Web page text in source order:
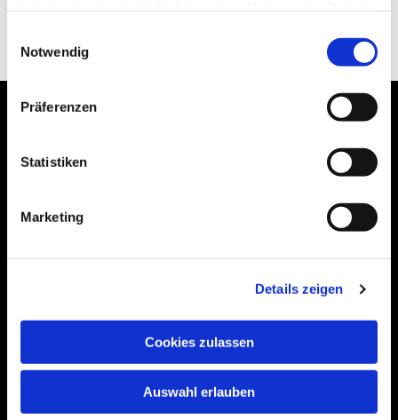
Notwendig
Präferenzen
Statistiken
Marketing
Details zeigen
Cookies zulassen
Auswahl erlauben
Bitte akzeptieren Sie Marketing-Cookies,
Accept cookies